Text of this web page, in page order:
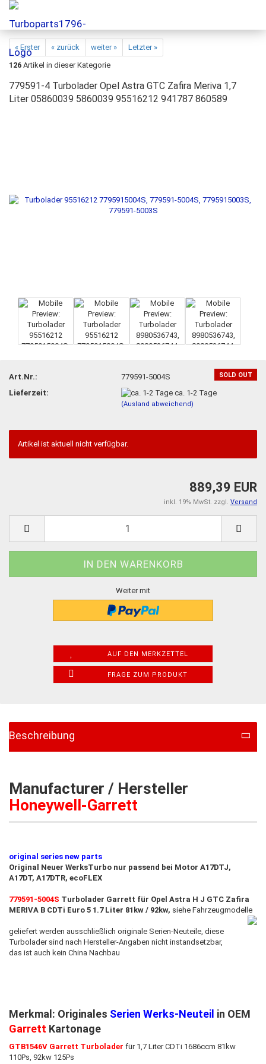
« Erster « zurück weiter »
Letzter »
126 Artikel in dieser Kategorie
779591-4 Turbolader Opel Astra GTC Zafira Meriva 1,7
Liter 05860039 5860039 95516212 941787 860589
SOLD OUT
Art.Nr.:
779591-5004S
Lieferzeit:
ca. 1-2 Tage
(Ausland abweichend)
Artikel ist aktuell nicht verfügbar.
889,39 EUR
inkl. 19% MwSt. zzgl. Versand
Weiter mit
AUF DEN MERKZETTEL
FRAGE ZUM PRODUKT
Beschreibung
Manufacturer / Hersteller
Honeywell-Garrett
original series new parts​​
Original Neuer WerksTurbo nur passend bei Motor A17DTJ,
A17DT, A17DTR, ecoFLEX​
779591-5004S Turbolader Garrett für Opel Astra H J GTC Zafira
MERIVA B CDTi Euro 5 1.7 Liter 81kw / 92kw, siehe Fahrzeugmodelle
geliefert werden ausschließlich originale Serien-Neuteile, diese
Turbolader sind nach Hersteller-Angaben nicht instandsetzbar,
das ist auch ​kein China Nachbau
Merkmal: Originales Serien Werks-Neuteil in OEM
Garrett Kartonage
GTB1546V Garrett Turbolader für 1,7 Liter CDTi 1686ccm 81kw
110Ps, 92kw 125Ps